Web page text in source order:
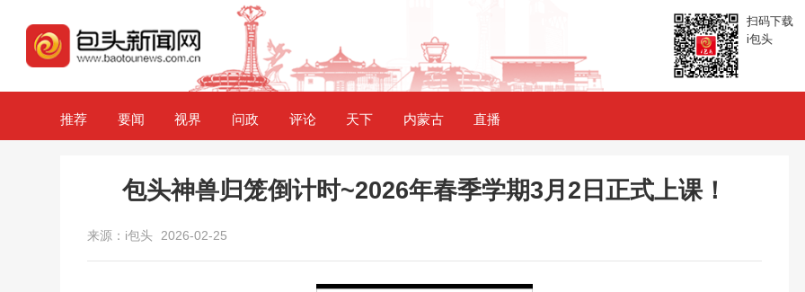
扫码下载
i包头
推荐 要闻 视界 问政 评论 天下 内蒙古 直播
包头神兽归笼倒计时~2026年春季学期3月2日正式上课！
来源：i包头 2026-02-25